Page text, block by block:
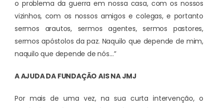
o problema da guerra em nossa casa, com os nossos
vizinhos, com os nossos amigos e colegas, e portanto
sermos arautos, sermos agentes, sermos pastores,
sermos apóstolos da paz. Naquilo que depende de mim,
naquilo que depende de nós…”
A AJUDA DA FUNDAÇÃO AIS NA JMJ
Por mais de uma vez, na sua curta intervenção, o